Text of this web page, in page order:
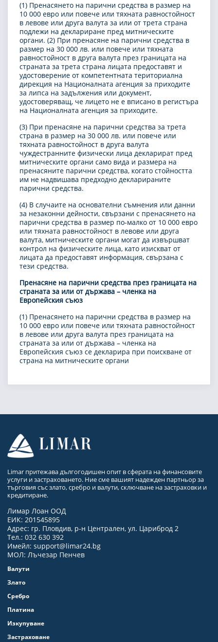
(1) Пренасянето на парични средства в размер на
10 000 евро или повече или тяхната равностойност
в левове или друга валута за или от трета страна
подлежи на деклариране пред митническите
органи. (2) При пренасяне на парични средства в
размер на 30 000 лв. или повече или тяхната
равностойност в друга валута през границата на
страната за трета страна лицата предоставят и
удостоверение от компетентната териториална
дирекция на Националната агенция за приходите
за липса на задължения или документ,
удостоверяващ, че лицето не е вписано в регистъра
на Националната агенция за приходите.
(3) При пренасяне на парични средства за трета
страна в размер на 30 000 лв. или повече или
тяхната равностойност в друга валута
чуждестранните физически лица декларират пред
митническите органи само вида и размера на
пренасяните парични средства, когато стойността
им не надвишава предходно декларираните
парични средства.
(4) В случаите на основателни съмнения или данни
за незаконни дейности, свързани с пренасянето на
парични средства в размер по-малко от 10 000 евро
или тяхната равностойност в левове или друга
валута, митническите органи могат да извършват
контрол на физическите лица, като изискват от
лицата да предоставят информация, свързана с
тези средства.
Пренасяне на парични средства през границата на
страната за или от държава – членка на
Европейския съюз
(1) Пренасянето на парични средства в размер на
10 000 евро или повече или тяхната равностойност
в левове или друга валута през границата на
страната за или от държава – членка на
Европейския съюз се декларира при поискване от
страна на митническите органи
Limar притежава дългогодишен опит в сферата на финансовите
услуги и застраховането. Ние сме вашият надежден партньор за
търговия със злато, сребро и валути, сключване на застраховки и
кредитиране.
Лимар Лоан ООД
ЕИК: 201545895
Адрес: гр. Пловдив, р-н Централен, ул. Цариброд 2
Тел.: 032 630 392
Имейл: support@limar24.bg
МОЛ: Лъчезар Пенчев
Валути
Злато
Сребро
Платина
Изкупуване
Застраховане